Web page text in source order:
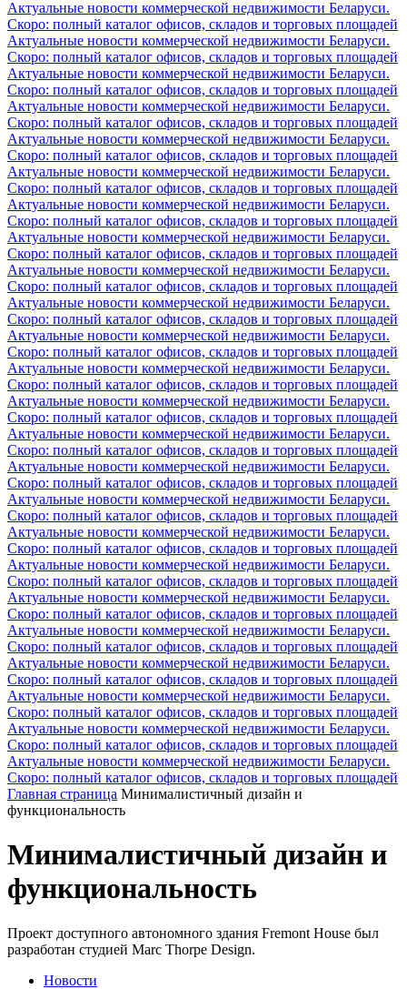
Актуальные новости коммерческой недвижимости Беларуси.
Скоро: полный каталог офисов, складов и торговых площадей
Актуальные новости коммерческой недвижимости Беларуси.
Скоро: полный каталог офисов, складов и торговых площадей
Актуальные новости коммерческой недвижимости Беларуси.
Скоро: полный каталог офисов, складов и торговых площадей
Актуальные новости коммерческой недвижимости Беларуси.
Скоро: полный каталог офисов, складов и торговых площадей
Актуальные новости коммерческой недвижимости Беларуси.
Скоро: полный каталог офисов, складов и торговых площадей
Актуальные новости коммерческой недвижимости Беларуси.
Скоро: полный каталог офисов, складов и торговых площадей
Актуальные новости коммерческой недвижимости Беларуси.
Скоро: полный каталог офисов, складов и торговых площадей
Актуальные новости коммерческой недвижимости Беларуси.
Скоро: полный каталог офисов, складов и торговых площадей
Актуальные новости коммерческой недвижимости Беларуси.
Скоро: полный каталог офисов, складов и торговых площадей
Актуальные новости коммерческой недвижимости Беларуси.
Скоро: полный каталог офисов, складов и торговых площадей
Актуальные новости коммерческой недвижимости Беларуси.
Скоро: полный каталог офисов, складов и торговых площадей
Актуальные новости коммерческой недвижимости Беларуси.
Скоро: полный каталог офисов, складов и торговых площадей
Актуальные новости коммерческой недвижимости Беларуси.
Скоро: полный каталог офисов, складов и торговых площадей
Актуальные новости коммерческой недвижимости Беларуси.
Скоро: полный каталог офисов, складов и торговых площадей
Актуальные новости коммерческой недвижимости Беларуси.
Скоро: полный каталог офисов, складов и торговых площадей
Актуальные новости коммерческой недвижимости Беларуси.
Скоро: полный каталог офисов, складов и торговых площадей
Актуальные новости коммерческой недвижимости Беларуси.
Скоро: полный каталог офисов, складов и торговых площадей
Актуальные новости коммерческой недвижимости Беларуси.
Скоро: полный каталог офисов, складов и торговых площадей
Актуальные новости коммерческой недвижимости Беларуси.
Скоро: полный каталог офисов, складов и торговых площадей
Актуальные новости коммерческой недвижимости Беларуси.
Скоро: полный каталог офисов, складов и торговых площадей
Актуальные новости коммерческой недвижимости Беларуси.
Скоро: полный каталог офисов, складов и торговых площадей
Актуальные новости коммерческой недвижимости Беларуси.
Скоро: полный каталог офисов, складов и торговых площадей
Актуальные новости коммерческой недвижимости Беларуси.
Скоро: полный каталог офисов, складов и торговых площадей
Актуальные новости коммерческой недвижимости Беларуси.
Скоро: полный каталог офисов, складов и торговых площадей
Главная страница Минималистичный дизайн и
функциональность
Минималистичный дизайн и
функциональность
Проект доступного автономного здания Fremont House был
разработан студией Marc Thorpe Design.
Новости